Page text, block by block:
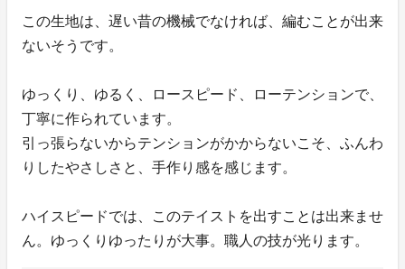
この生地は、遅い昔の機械でなければ、編むことが出来
ないそうです。
ゆっくり、ゆるく、ロースピード、ローテンションで、
丁寧に作られています。
引っ張らないからテンションがかからないこそ、ふんわ
りしたやさしさと、手作り感を感じます。
ハイスピードでは、このテイストを出すことは出来ませ
ん。ゆっくりゆったりが大事。職人の技が光ります。